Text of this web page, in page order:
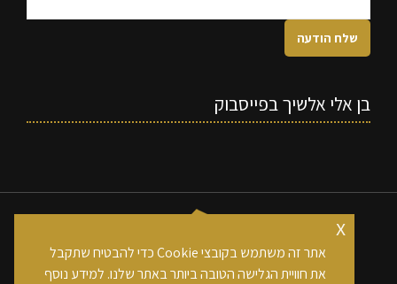
בן אלי אלשיך בפייסבוק
כל הזכויות שמורות לחברת בן אלי אלשיך בע"מ
אתר זה משתמש בקובצי Cookie כדי להבטיח שתקבל
את חוויית הגלישה הטובה ביותר באתר שלנו. למידע נוסף
x